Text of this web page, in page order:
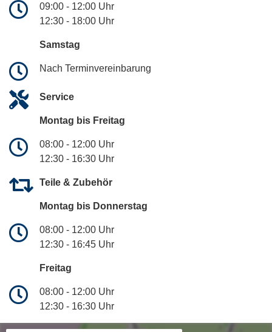
09:00 - 12:00 Uhr
12:30 - 18:00 Uhr
Samstag
Nach Terminvereinbarung
Service
Montag bis Freitag
08:00 - 12:00 Uhr
12:30 - 16:30 Uhr
Teile & Zubehör
Montag bis Donnerstag
08:00 - 12:00 Uhr
12:30 - 16:45 Uhr
Freitag
08:00 - 12:00 Uhr
12:30 - 16:30 Uhr